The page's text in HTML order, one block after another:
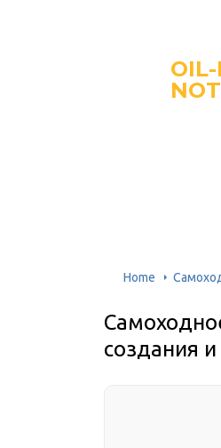
OIL-
Home
создания